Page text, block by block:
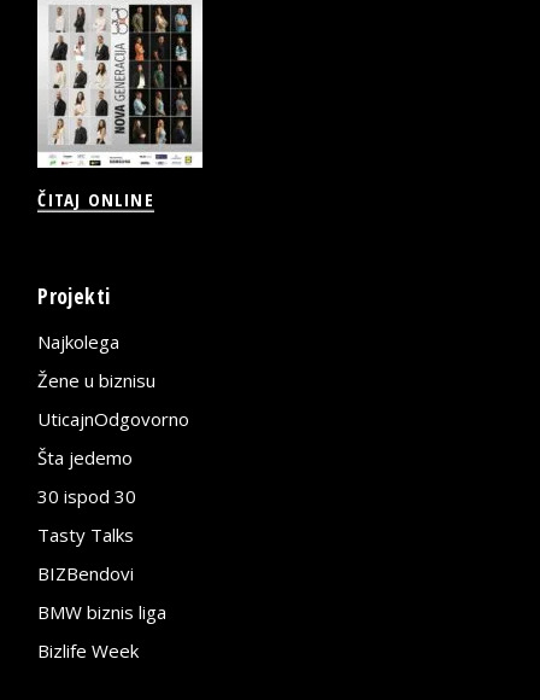
ČITAJ ONLINE
Projekti
Najkolega
Žene u biznisu
UticajnOdgovorno
Šta jedemo
30 ispod 30
Tasty Talks
BIZBendovi
BMW biznis liga
Bizlife Week